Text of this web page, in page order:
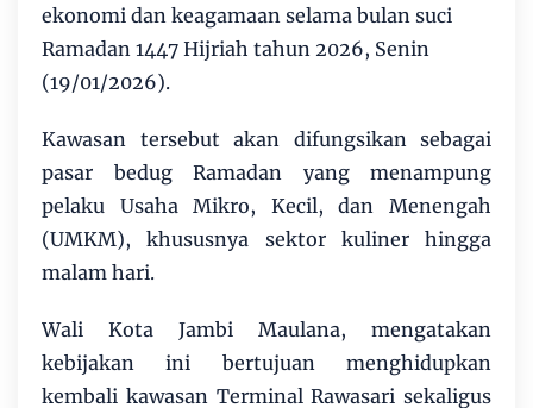
ekonomi dan keagamaan selama bulan suci
Ramadan 1447 Hijriah tahun 2026, Senin
(19/01/2026).
Kawasan tersebut akan difungsikan sebagai
pasar bedug Ramadan yang menampung
pelaku Usaha Mikro, Kecil, dan Menengah
(UMKM), khususnya sektor kuliner hingga
malam hari.
Wali Kota Jambi Maulana, mengatakan
kebijakan ini bertujuan menghidupkan
kembali kawasan Terminal Rawasari sekaligus